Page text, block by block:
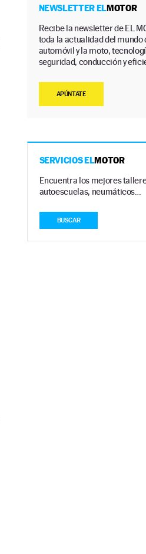
NEWSLETTER ELMOTOR
Recibe la newsletter de EL
toda la actualidad del mundo
automóvil y la moto,
seguridad, conducción y
APÚNTATE
SERVICIOS ELMOTOR
Encuentra los mejores
autoescuelas, neumáticos…
BUSCAR